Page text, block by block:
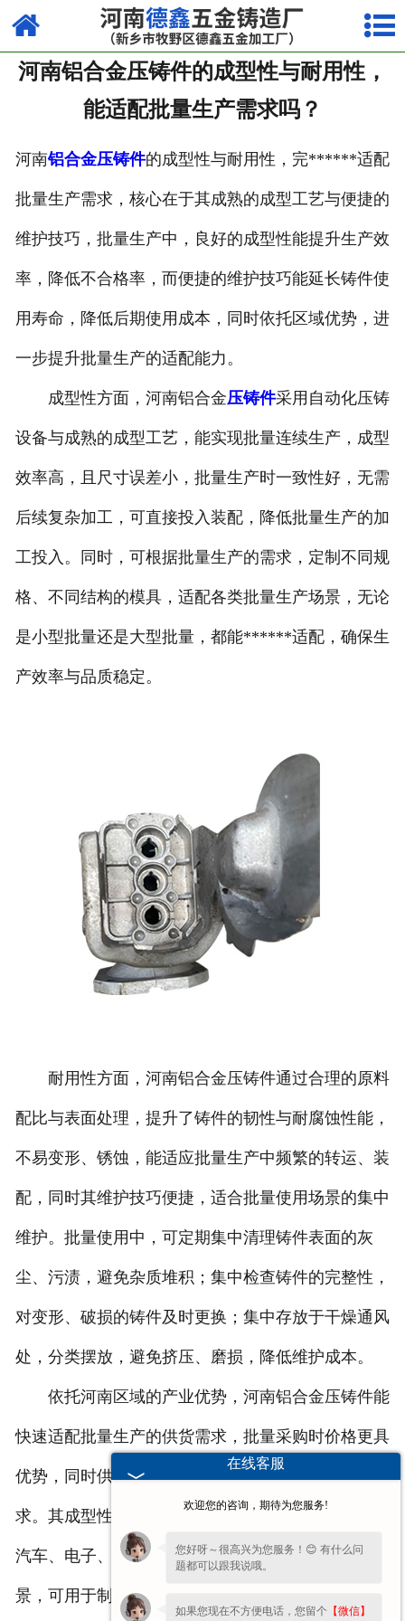
网站首页
走进我们
产品中心
荣誉资质
厂容厂貌
河南铝合金压铸件的成型性与耐用性，
能适配批量生产需求吗？
河南铝合金压铸件的成型性与耐用性，完******适配
批量生产需求，核心在于其成熟的成型工艺与便捷的
维护技巧，批量生产中，良好的成型性能提升生产效
率，降低不合格率，而便捷的维护技巧能延长铸件使
用寿命，降低后期使用成本，同时依托区域优势，进
一步提升批量生产的适配能力。
成型性方面，河南铝合金压铸件采用自动化压铸
设备与成熟的成型工艺，能实现批量连续生产，成型
效率高，且尺寸误差小，批量生产时一致性好，无需
后续复杂加工，可直接投入装配，降低批量生产的加
工投入。同时，可根据批量生产的需求，定制不同规
格、不同结构的模具，适配各类批量生产场景，无论
是小型批量还是大型批量，都能******适配，确保生
产效率与品质稳定。
耐用性方面，河南铝合金压铸件通过合理的原料
配比与表面处理，提升了铸件的韧性与耐腐蚀性能，
不易变形、锈蚀，能适应批量生产中频繁的转运、装
配，同时其维护技巧便捷，适合批量使用场景的集中
维护。批量使用中，可定期集中清理铸件表面的灰
尘、污渍，避免杂质堆积；集中检查铸件的完整性，
对变形、破损的铸件及时更换；集中存放于干燥通风
处，分类摆放，避免挤压、磨损，降低维护成本。
依托河南区域的产业优势，河南铝合金压铸件能
快速适配批量生产的供货需求，批量采购时价格更具
优势，同时供货周期短，能满足批量生产的节奏需
求。其成型性与耐用性完全符合批量生产要求，适配
汽车、电子、家电、机械制造等领域的批量生产场
景，可用于制作各类批量生产的零部件，如汽车内饰
在线客服
欢迎您的咨询，期待为您服务!
您好呀～很高兴为您服务！😊 有什么问
题都可以跟我说哦。
如果您现在不方便电话，您留个 【微信】